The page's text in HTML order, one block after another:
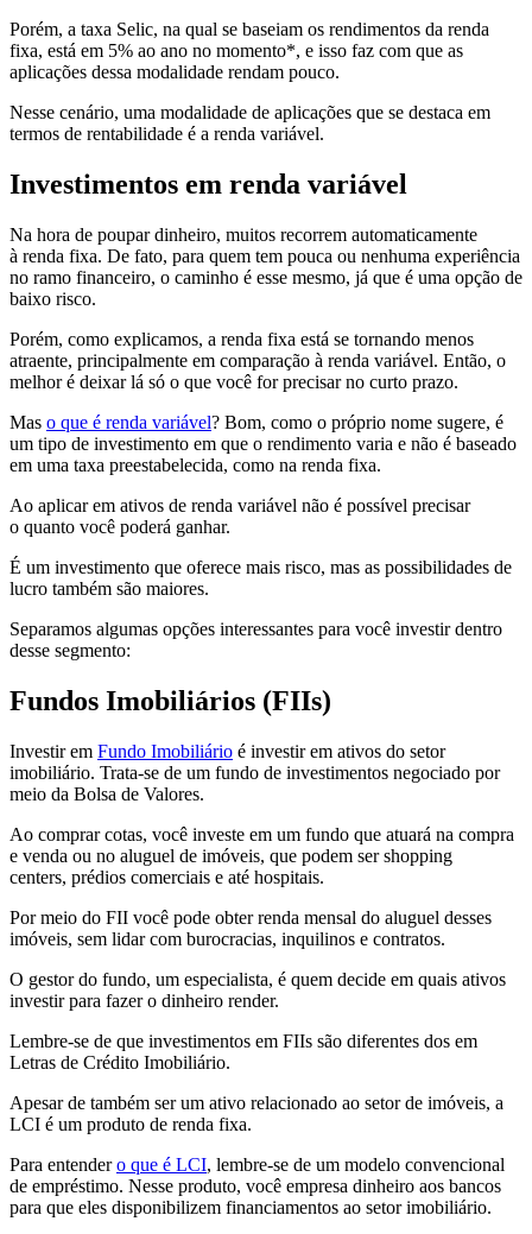
Porém, a taxa Selic, na qual se baseiam os rendimentos da renda
fixa, está em 5% ao ano no momento*, e isso faz com que as
aplicações dessa modalidade rendam pouco.
Nesse cenário, uma modalidade de aplicações que se destaca em
termos de rentabilidade é a renda variável.
Investimentos em renda variável
Na hora de poupar dinheiro, muitos recorrem automaticamente
à renda fixa. De fato, para quem tem pouca ou nenhuma experiência
no ramo financeiro, o caminho é esse mesmo, já que é uma opção de
baixo risco.
Porém, como explicamos, a renda fixa está se tornando menos
atraente, principalmente em comparação à renda variável. Então, o
melhor é deixar lá só o que você for precisar no curto prazo.
Mas o que é renda variável? Bom, como o próprio nome sugere, é
um tipo de investimento em que o rendimento varia e não é baseado
em uma taxa preestabelecida, como na renda fixa.
Ao aplicar em ativos de renda variável não é possível precisar
o quanto você poderá ganhar.
É um investimento que oferece mais risco, mas as possibilidades de
lucro também são maiores.
Separamos algumas opções interessantes para você investir dentro
desse segmento:
Fundos Imobiliários (FIIs)
Investir em Fundo Imobiliário é investir em ativos do setor
imobiliário. Trata-se de um fundo de investimentos negociado por
meio da Bolsa de Valores.
Ao comprar cotas, você investe em um fundo que atuará na compra
e venda ou no aluguel de imóveis, que podem ser shopping
centers, prédios comerciais e até hospitais.
Por meio do FII você pode obter renda mensal do aluguel desses
imóveis, sem lidar com burocracias, inquilinos e contratos.
O gestor do fundo, um especialista, é quem decide em quais ativos
investir para fazer o dinheiro render.
Lembre-se de que investimentos em FIIs são diferentes dos em
Letras de Crédito Imobiliário.
Apesar de também ser um ativo relacionado ao setor de imóveis, a
LCI é um produto de renda fixa.
Para entendero que é LCI, lembre-se de um modelo convencional
de empréstimo. Nesse produto, você empresa dinheiro aos bancos
para que eles disponibilizem financiamentos ao setor imobiliário.